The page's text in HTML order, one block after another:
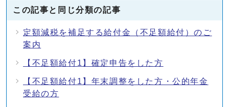
この記事と同じ分類の記事
定額減税を補足する給付金（不足額給付）のご
案内
【不足額給付1】確定申告をした方
【不足額給付1】年末調整をした方・公的年金
受給の方